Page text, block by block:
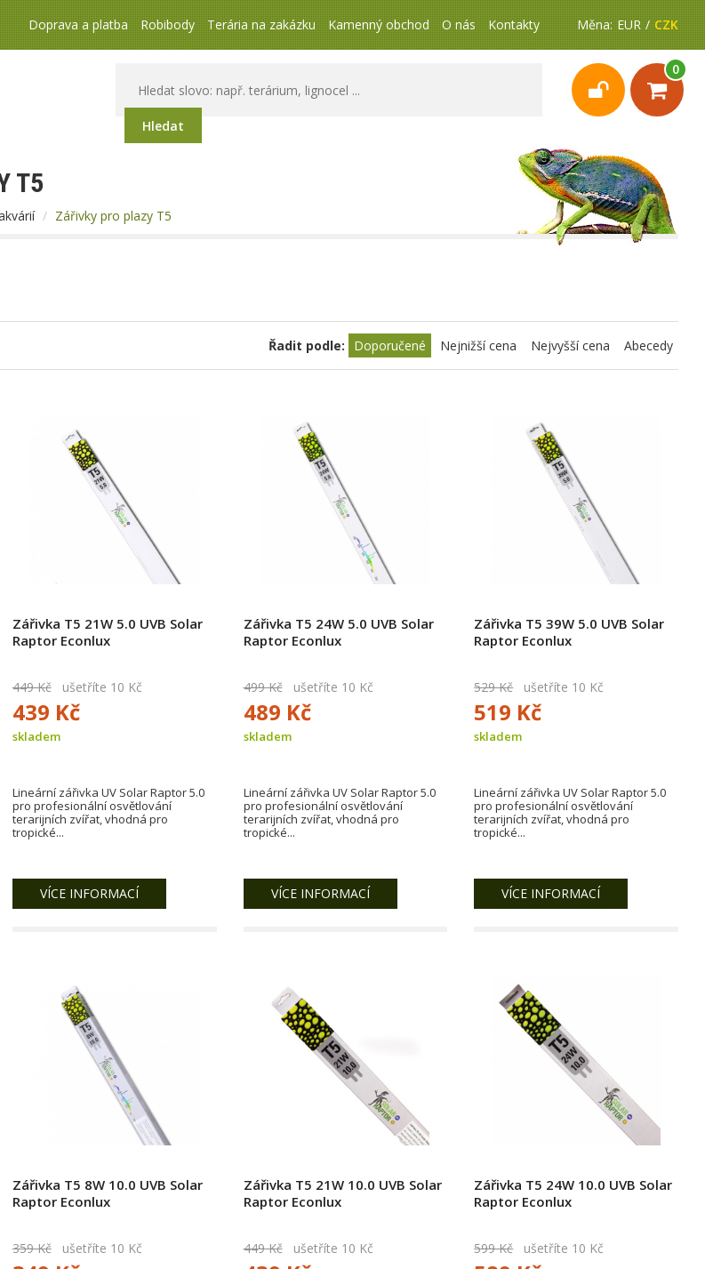
Měna: EUR CZK
Doprava a platba Robibody Terária na zakázku Kamenný obchod O nás Kontakty
Hledat
0
T5
Zářivky pro plazy T5
Řadit podle: Doporučené Nejnižší cena Nejvyšší cena Abecedy
Zářivka T5 21W 5.0 UVB Solar
Raptor Econlux
449 Kčušetříte 10 Kč
439 Kč
skladem
Lineární zářivka UV Solar Raptor 5.0
pro profesionální osvětlování
terarijních zvířat, vhodná pro
tropické...
VÍCE INFORMACÍ
Zářivka T5 24W 5.0 UVB Solar
Raptor Econlux
499 Kčušetříte 10 Kč
489 Kč
skladem
Lineární zářivka UV Solar Raptor 5.0
pro profesionální osvětlování
terarijních zvířat, vhodná pro
tropické...
VÍCE INFORMACÍ
Zářivka T5 39W 5.0 UVB Solar
Raptor Econlux
529 Kčušetříte 10 Kč
519 Kč
skladem
Lineární zářivka UV Solar Raptor 5.0
pro profesionální osvětlování
terarijních zvířat, vhodná pro
tropické...
VÍCE INFORMACÍ
Zářivka T5 8W 10.0 UVB Solar
Raptor Econlux
359 Kčušetříte 10 Kč
Zářivka T5 21W 10.0 UVB Solar
Raptor Econlux
449 Kčušetříte 10 Kč
Zářivka T5 24W 10.0 UVB Solar
Raptor Econlux
599 Kčušetříte 10 Kč